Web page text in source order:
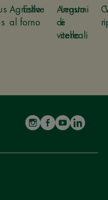
Estive
Legumi
e
cereali
Agnello
al forno
Arrosto
di
vitello